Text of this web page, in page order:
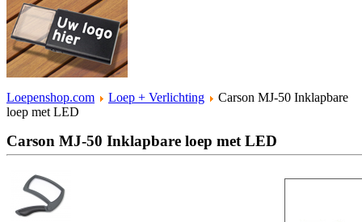
Loepenshop.com Loep + Verlichting
Carson MJ-50 Inklapbare
loep met LED
Carson MJ-50 Inklapbare loep met LED